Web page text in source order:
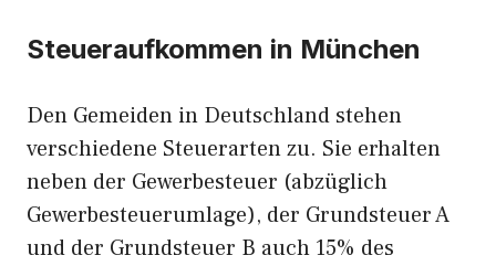
Steueraufkommen in München
Den Gemeiden in Deutschland stehen
verschiedene Steuerarten zu. Sie erhalten
neben der Gewerbesteuer (abzüglich
Gewerbesteuerumlage), der Grundsteuer A
und der Grundsteuer B auch 15% des